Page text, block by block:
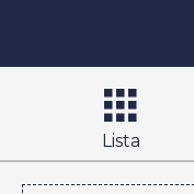
Lista